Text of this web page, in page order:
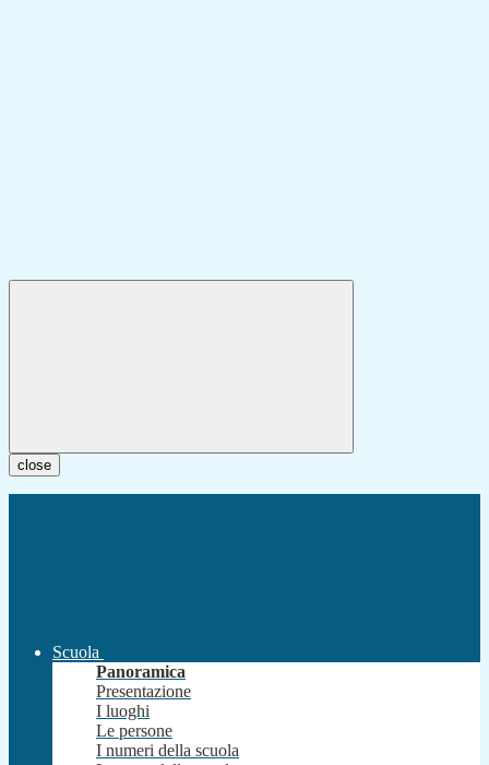
close
Scuola
Panoramica
Presentazione
I luoghi
Le persone
I numeri della scuola